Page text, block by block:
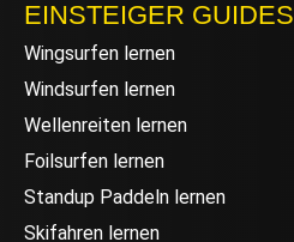
EINSTEIGER GUIDES
Wingsurfen lernen
Windsurfen lernen
Wellenreiten lernen
Foilsurfen lernen
Standup Paddeln lernen
Skifahren lernen